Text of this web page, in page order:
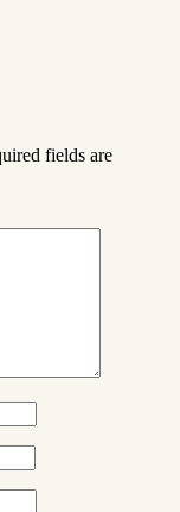
fields are